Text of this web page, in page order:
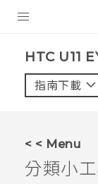
VIVE
HTC U11
指南下載
< < Menu
分類小